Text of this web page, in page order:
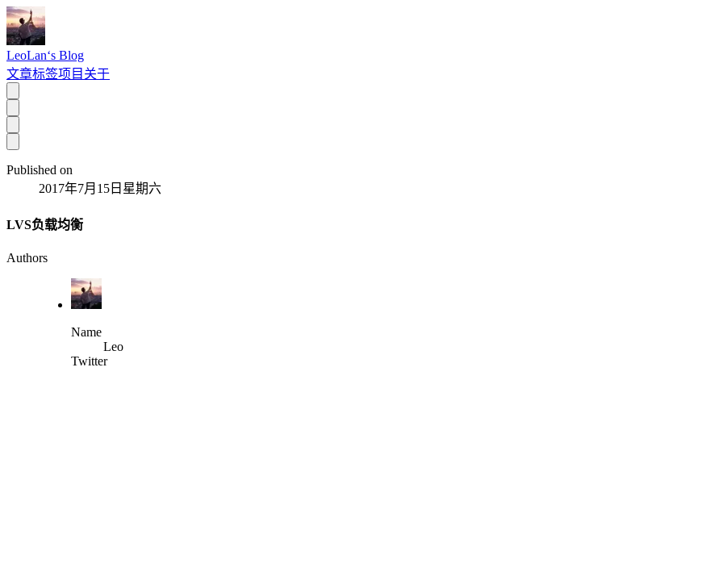
LeoLan‘s Blog
文章标签项目 关于
Published on
2017年7月15日星期六
LVS负载均衡
Authors
Name
Leo
Twitter